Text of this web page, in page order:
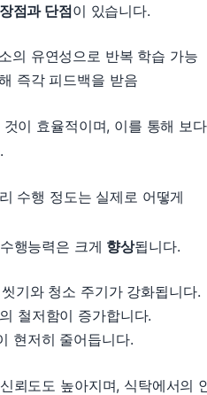
점과 단점이 있습니다.
의 유연성으로 반복 학습 가능
즉각 피드백을 받음
이 효율적이며, 이를 통해 보
수행 정도는 실제로 어떻게
행능력은 크게 향상됩니다.
기와 청소 주기가 강화됩니다.
철저함이 증가합니다.
현저히 줄어듭니다.
뢰도도 높아지며, 식탁에서의